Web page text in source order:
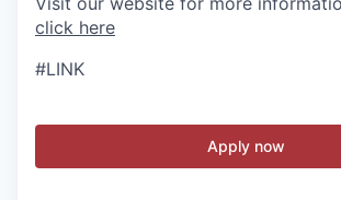
click here
#LINK
Apply now